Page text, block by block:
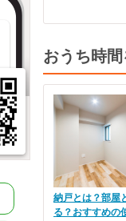
おうち時
納戸とは？部屋
る？おすすめの